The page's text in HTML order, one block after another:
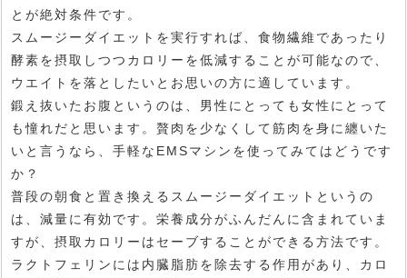
とが絶対条件です。
スムージーダイエットを実行すれば、食物繊維であったり
酵素を摂取しつつカロリーを低減することが可能なので、
ウエイトを落としたいとお思いの方に適しています。
鍛え抜いたお腹というのは、男性にとっても女性にとって
も憧れだと思います。贅肉を少なくして筋肉を身に纏いた
いと言うなら、手軽なEMSマシンを使ってみてはどうです
か？
普段の朝食と置き換えるスムージーダイエットというの
は、減量に有効です。栄養成分がふんだんに含まれていま
すが、摂取カロリーはセーブすることができる方法です。
ラクトフェリンには内臓脂肪を除去する作用があり、カロ